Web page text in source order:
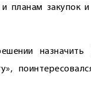
планам закупок
назначить